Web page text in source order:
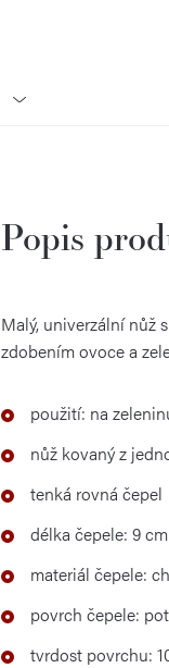
Popis
Malý, univerzální nůž
zdobením ovoce a
použití: na
nůž kovaný z
tenká rovná čepel
délka čepele: 9 cm
materiál čepele:
povrch čepele:
tvrdost povrchu: